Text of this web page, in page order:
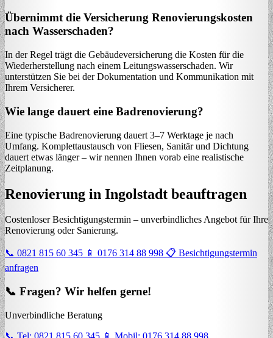
Übernimmt die Versicherung Renovierungskosten
nach Wasserschaden?
In der Regel trägt die Gebäudeversicherung die Kosten für die
Wiederherstellung nach einem Leitungswasserschaden. Wir
unterstützen Sie bei der Dokumentation und Kommunikation mit
Ihrem Versicherer.
Wie lange dauert eine Badrenovierung?
Eine typische Badrenovierung dauert 3–7 Werktage je nach
Umfang. Komplettaustausch von Fliesen, Sanitär und Dichtung
dauert etwas länger – wir nennen Ihnen vorab eine realistische
Zeitplanung.
Renovierung in Ingolstadt beauftragen
Costenloser Besichtigungstermin – unverbindliches Angebot für Ihre
Renovierung oder Sanierung.
📞 0821 815 60 345 📱 0176 314 88 998 📋 Besichtigungstermin
anfragen
📞 Fragen? Wir helfen gerne!
Unverbindliche Beratung
📞 Tel: 0821 815 60 345 📱 Mobil: 0176 314 88 998